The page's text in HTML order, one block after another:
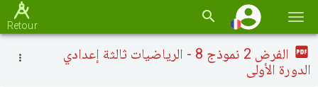
la
Retour
الفرض 2 نموذج 8 - الرياضيات ثالثة إعدادي
الدورة الأولى